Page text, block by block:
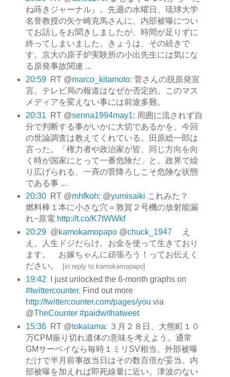
ね蒔きジャーナル』。先週の水曜日、琉球大学
名誉教授の矢ケ崎克馬さんに、内部被曝につい
てお話しをお聞きしましたが、時間が足りずに
終ってしまいました。きょうは、その続きで
す。京大の原子炉実験所の小出先生には気にな
る原発事故関連 ...
20:59
RT @marco_kitamoto: 菅さんの脱原発宣
言。テレビ局の報道はなぜか否定的。このマス
メディアを変えない事には前途多難。
20:31
RT @senna1994may1: 周囲に流されず自
分で判断する事がいかに大切であるかを、今回
の世論調査は教えてくれている。田原総一郎は
言った。「権力者や政治家が皆、同じ方向を向
く時が国家にとって一番危険だ」と。政界で繰
り広げられる、一斉の菅降ろしこそ危険な状態
である事 ...
20:30
RT @mhfkoh: @yumisaiki これみた？
燃料棒１本に小さな穴＝敦賀２号機の放射能漏
れ−原電 http://t.co/K7tWWkf
20:29 @kamokamopapo@chuck_1947 え
え、人生ドジだらけ。お金を使って生きており
ます。 お嫁ちゃんに頑張ろう！ってお伝えく
ださい。
[in reply to kamokamopapo]
19:42
I just unlocked the 6-month graphs on
#twittercounter. Find out more
http://twittercounter.com/pages/you via
@TheCounter #paidwithatweet
15:36
RT @tokaiama: ３月２８日、大熊町１０
万CPM振り切れ遺体の意味を考えよう。通常
GMサーベイなら毎時１ミリSV相当、外部被曝
だけで半月前事故当日はその数百倍が妥当。内
部被曝を加えれば即死線量に近い。津波のない